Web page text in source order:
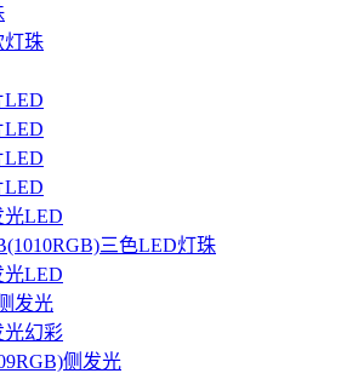
灯珠
LED
LED
LED
LED
光LED
三色LED灯珠
光LED
发光
光幻彩
侧发光